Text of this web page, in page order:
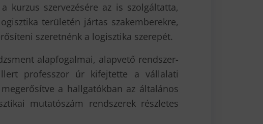
kurzus szervezésére az is szolgáltatta,
területén jártas szakemberekre,
szeretnénk a logisztika szerepét.
alapfogalmai, alapvető rendszer-
professzor úr kifejtette a vállalati
a hallgatókban az általános
mutatószám rendszerek részletes